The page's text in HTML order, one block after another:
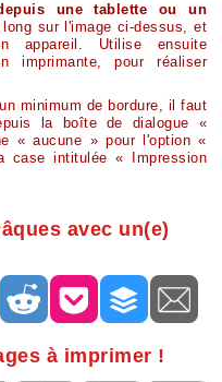
une tablette ou un
sur l'image ci-dessus, et
appareil. Utilise ensuite
imprimante, pour réaliser
minimum de bordure, il faut
la boîte de dialogue «
« aucune » pour l'option «
case intitulée « Impression
avec un(e)
à imprimer !